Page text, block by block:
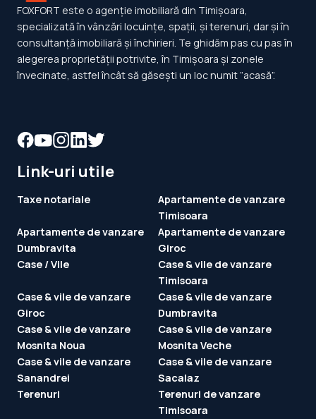
FOXFORT este o agenție imobiliară din Timișoara,
specializată în vânzări locuințe, spații, și terenuri, dar și în
consultanță imobiliară și închirieri. Te ghidăm pas cu pas în
alegerea proprietății potrivite, în Timișoara și zonele
învecinate, astfel încât să găsești un loc numit ”acasă”.
Link-uri utile
Taxe notariale
Apartamente de vanzare
Timisoara
Apartamente de vanzare
Dumbravita
Apartamente de vanzare
Giroc
Case / Vile
Case & vile de vanzare
Timisoara
Case & vile de vanzare
Giroc
Case & vile de vanzare
Dumbravita
Case & vile de vanzare
Mosnita Noua
Case & vile de vanzare
Mosnita Veche
Case & vile de vanzare
Sanandrei
Case & vile de vanzare
Sacalaz
Terenuri
Terenuri de vanzare
Timisoara